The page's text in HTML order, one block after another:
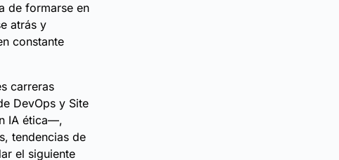
de formarse en
atrás y
constante
carreras
DevOps y Site
IA ética—,
tendencias de
el siguiente